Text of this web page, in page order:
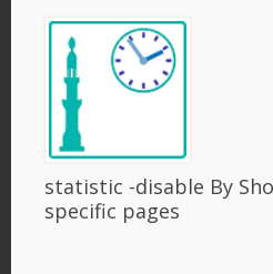
statistic -disable By
specific pages